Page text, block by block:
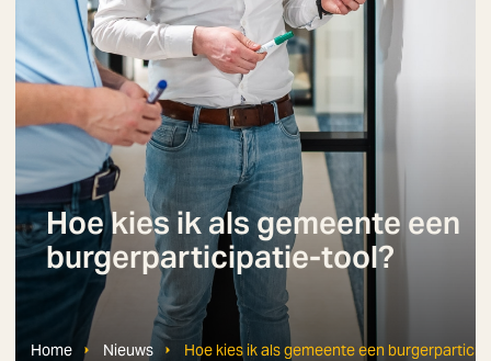
Hoe kies ik als gemeente een
burgerparticipatie-tool?
Home Nieuws Hoe kies ik als gemeente een